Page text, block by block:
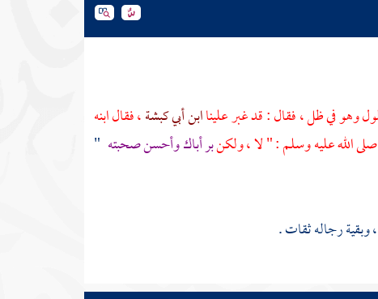
وهو في ظل ، فقال : قد غبر عليناابن أبي كبشة، فقال ابنه
الله عليه وسلم : " لا ، ولكنبر أباك وأحسن صحبته "
، وبقية رجاله ثقات .